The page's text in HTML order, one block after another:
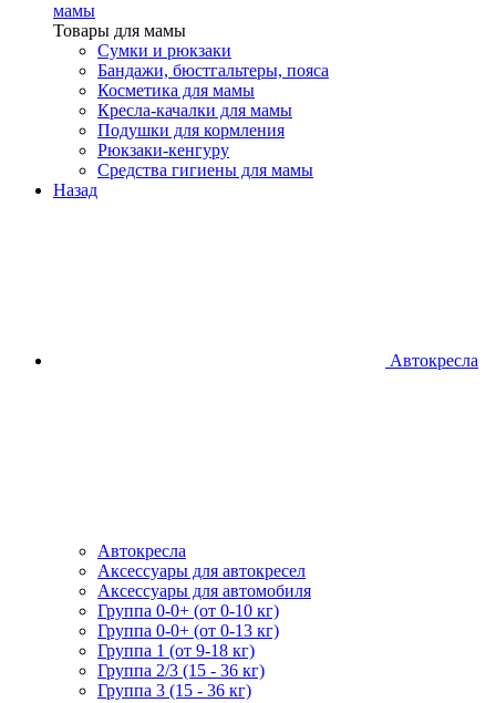
мамы
Товары для мамы
Сумки и рюкзаки
Бандажи, бюстгальтеры, пояса
Косметика для мамы
Кресла-качалки для мамы
Подушки для кормления
Рюкзаки-кенгуру
Средства гигиены для мамы
Назад
Автокресла
Автокресла
Аксессуары для автокресел
Аксессуары для автомобиля
Группа 0-0+ (от 0-10 кг)
Группа 0-0+ (от 0-13 кг)
Группа 1 (от 9-18 кг)
Группа 2/3 (15 - 36 кг)
Группа 3 (15 - 36 кг)